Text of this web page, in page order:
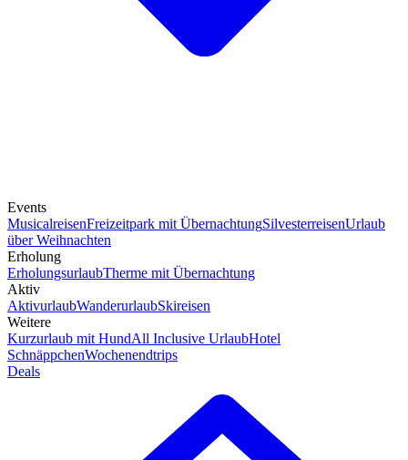
Events
MusicalreisenFreizeitpark mit ÜbernachtungSilvesterreisenUrlaub
über Weihnachten
Erholung
ErholungsurlaubTherme mit Übernachtung
Aktiv
AktivurlaubWanderurlaubSkireisen
Weitere
Kurzurlaub mit HundAll Inclusive UrlaubHotel
SchnäppchenWochenendtrips
Deals